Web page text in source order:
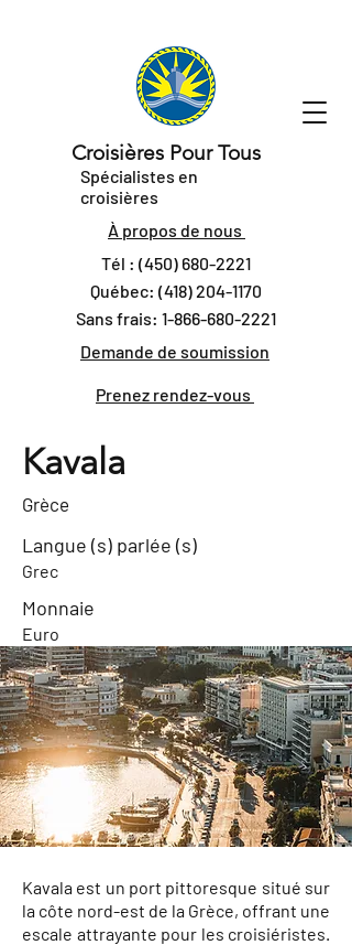
Croisières Pour Tous
Spécialistes en
croisières
À propos de nous
Tél : (450) 680-2221
Québec: (418) 204-1170
Sans frais: 1-866-680-2221
Demande de soumission
Prenez rendez-vous
Kavala
Grèce
Langue (s) parlée (s)
Grec
Monnaie
Euro
Kavala est un port pittoresque situé sur
la côte nord-est de la Grèce, offrant une
escale attrayante pour les croisiéristes.